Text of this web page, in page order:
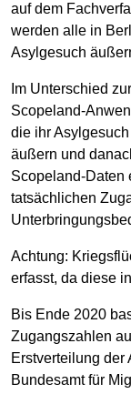
auf dem
werden alle in
Asylgesuch
Im Unterschied
Scopeland-
die ihr
äußern und
Scopeland-Daten
tatsächlichen
Achtung:
erfasst, da diese
Bis Ende 2020
Zugangszahlen
Erstverteilung der
Bundesamt für